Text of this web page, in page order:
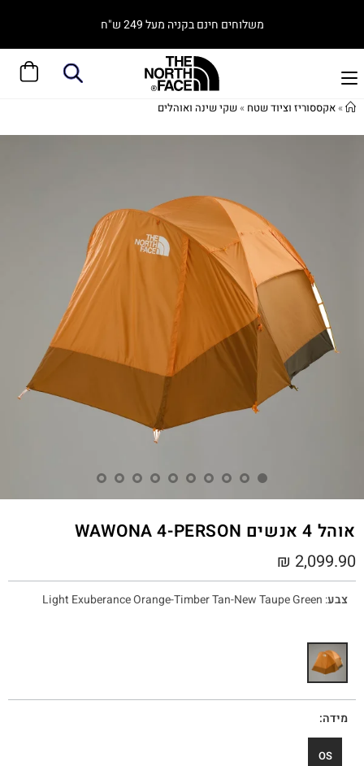
משלוחים חינם בקניה מעל 249 ש"ח
»אקססוריז וציוד שטח »שקי שינה ואוהלים
אוהל 4 אנשים WAWONA 4-PERSON
₪ 2,099.90
צבע:
Light Exuberance Orange-Timber Tan-New Taupe Green
מידה
OS